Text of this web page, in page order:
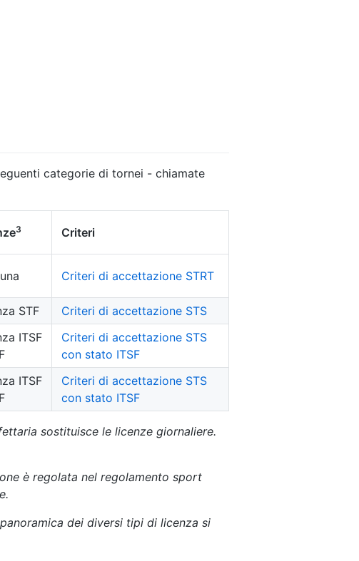
categorie di tornei - chiamate
3 Criteri
Criteri di accettazione STRT
STF
Criteri di accettazione STS
ITSF
Criteri di accettazione STS
con stato ITSF
ITSF
Criteri di accettazione STS
con stato ITSF
sostituisce le licenze giornaliere.
è regolata nel regolamento sport
dei diversi tipi di licenza si